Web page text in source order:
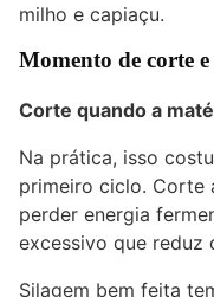
milho e capiaçu.
Momento de corte
Corte quando a
Na prática, isso
primeiro ciclo. Corte
perder energia
excessivo que reduz
Silagem bem feita